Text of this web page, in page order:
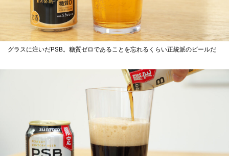
グラスに注いだPSB。糖質ゼロであることを忘れるくらい正統派のビールだ